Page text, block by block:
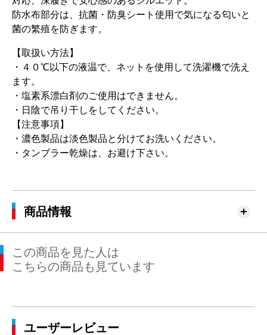
防水布部分は、抗菌・防臭シート使用で気になる匂いと
菌の繁殖を防ぎます。
【取扱い方法】
・４０℃以下の液温で、ネットを使用して洗濯機で洗え
ます。
・塩素系漂白剤のご使用はできません。
・日陰で吊り干しをしてください。
【注意事項】
・濃色製品は淡色製品と分けてお洗いください。
・タンブラー乾燥は、お避け下さい。
商品情報
この商品を見た人は
こちらの商品も見ています
ユーザーレビュー